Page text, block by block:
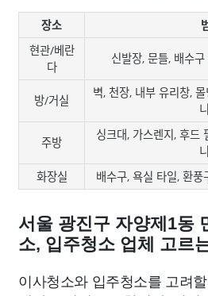
장소
현관/베란
다
신발장, 문틀, 배수
방/거실
벽, 천장, 내부 유리창,
주방
싱크대, 가스렌지, 후드
화장실
배수구, 욕실 타일, 환
서울 광진구 자양제1동
소, 입주청소 업체 고르
이사청소와 입주청소를 고려